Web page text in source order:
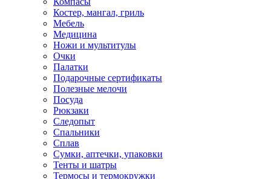
Костер, мангал, гриль
Мебель
Медицина
Ножи и мультитулы
Очки
Палатки
Подарочные сертификаты
Полезные мелочи
Посуда
Рюкзаки
Следопыт
Спальники
Сплав
Сумки, аптечки, упаковки
Тенты и шатры
Термосы и термокружки